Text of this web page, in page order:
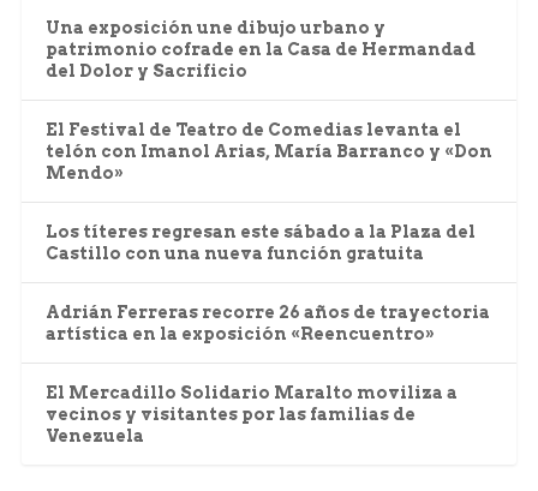
Una exposición une dibujo urbano y
patrimonio cofrade en la Casa de Hermandad
del Dolor y Sacrificio
El Festival de Teatro de Comedias levanta el
telón con Imanol Arias, María Barranco y «Don
Mendo»
Los títeres regresan este sábado a la Plaza del
Castillo con una nueva función gratuita
Adrián Ferreras recorre 26 años de trayectoria
artística en la exposición «Reencuentro»
El Mercadillo Solidario Maralto moviliza a
vecinos y visitantes por las familias de
Venezuela